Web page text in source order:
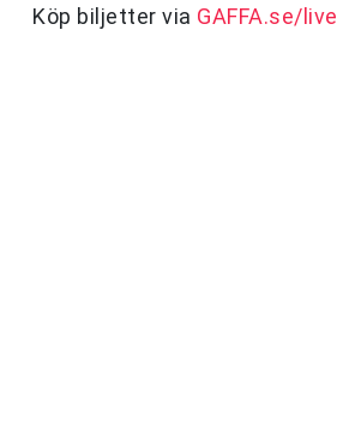
Köp biljetter via GAFFA.se/live